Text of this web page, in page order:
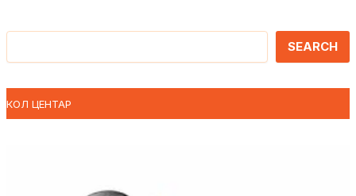
Претрага
SEARCH
КОЛ ЦЕНТАР